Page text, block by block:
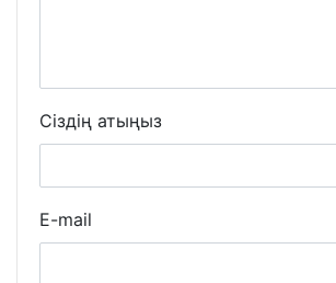
Сіздің атыңыз
E-mail